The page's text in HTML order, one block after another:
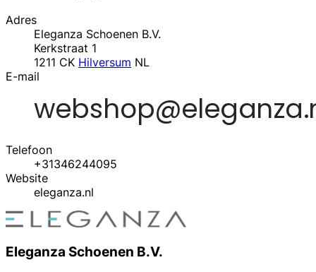
Adres
Eleganza Schoenen B.V.
Kerkstraat 1
1211 CK Hilversum NL
E-mail
Telefoon
+31346244095
Website
eleganza.nl
Eleganza Schoenen B.V.